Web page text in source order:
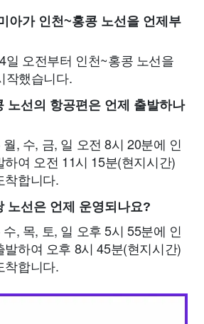
아가 인천~홍콩 노선을 언제부
일 오전부터 인천~홍콩 노선을
작했습니다.
노선의 항공편은 언제 출발하나
, 수, 금, 일 오전 8시 20분에 인
여 오전 11시 15분(현지시간)
착합니다.
노선은 언제 운영되나요?
, 목, 토, 일 오후 5시 55분에 인
하여 오후 8시 45분(현지시간)
착합니다.